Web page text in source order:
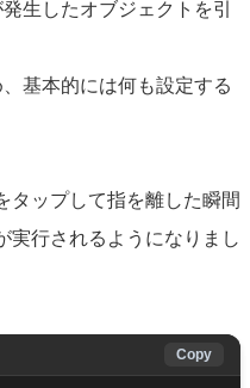
生したオブジェクトを引
基本的には何も設定する
タップして指を離した瞬間
行されるようになりまし
Copy